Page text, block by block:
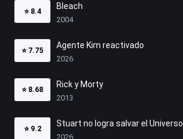
⭐ 8.4
Bleach
2004
⭐ 7.75
Agente Kim reactivado
2026
⭐ 8.68
Rick y Morty
2013
⭐ 9.2
Stuart no logra salvar el Universo
2026